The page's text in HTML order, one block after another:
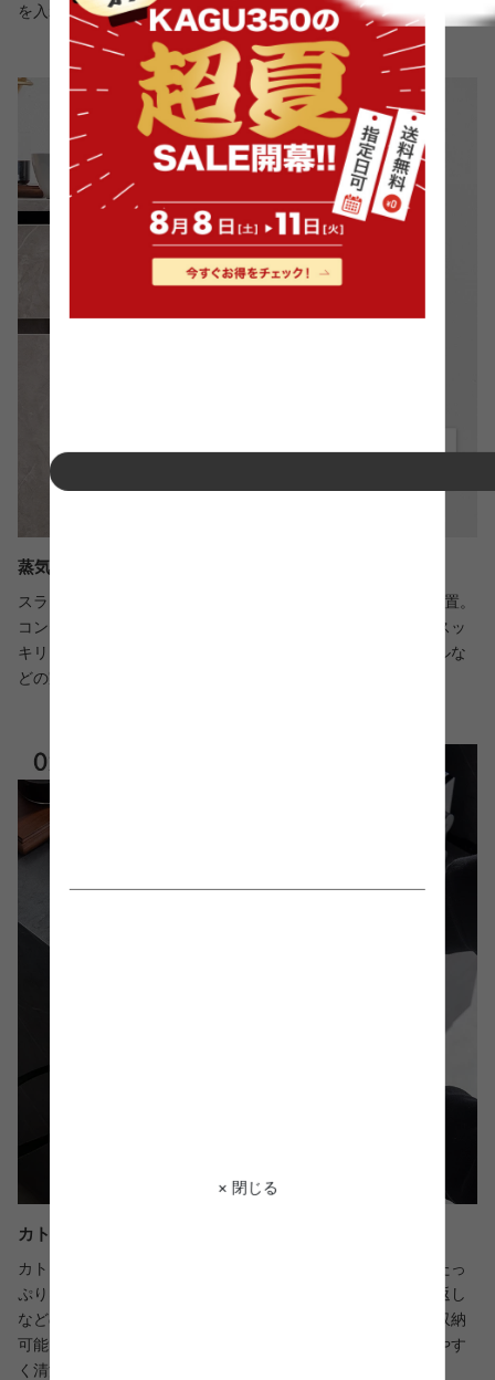
× 閉じる
を入れるコーヒーメーカーなども使いやすい設計です。
蒸気を外に逃がす通気孔と2口コンセント付き
スライド棚の奥には、家電の使用に便利な2口コンセントを設置。
コンセントの配線は背面に逃がしており、コードが見えないスッ
キリした仕様です。また背面の通気孔により、炊飯器やケトルな
どの家電から出る蒸気を外に逃がせます。
カトラリーやキッチンツールの収納に便利な引き出し
カトラリーやキッチンツールの収納に適した引き出し収納。たっ
ぷり収納できるため、カトラリーだけでなく、ヘラやフライ返し
などのキッチンツール・ラップ・ビニール袋などをまとめて収納
可能です。また簡単に取り外すことができ、整理や掃除がしやす
く清潔に保てます。